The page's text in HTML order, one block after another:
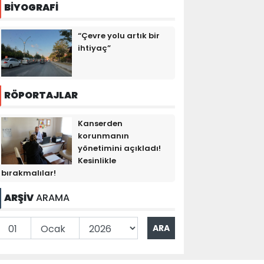
BİYOGRAFİ
“Çevre yolu artık bir
ihtiyaç”
RÖPORTAJLAR
Kanserden
korunmanın
yönetimini açıkladı!
Kesinlikle
bırakmalılar!
ARŞİVARAMA